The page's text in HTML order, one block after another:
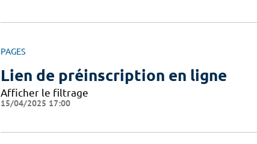
PAGES
Lien de préinscription en ligne
Afficher le filtrage
15/04/2025 17:00